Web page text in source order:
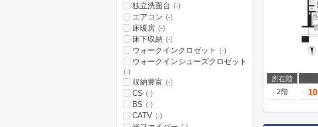
所在階
2階
独立洗面台 (-)
エアコン (-)
床暖房 (-)
床下収納 (-)
ウォークインクロゼット (-)
ウォークインシューズクロゼット
(-)
収納豊富 (-)
CS (-)
BS (-)
CATV (-)